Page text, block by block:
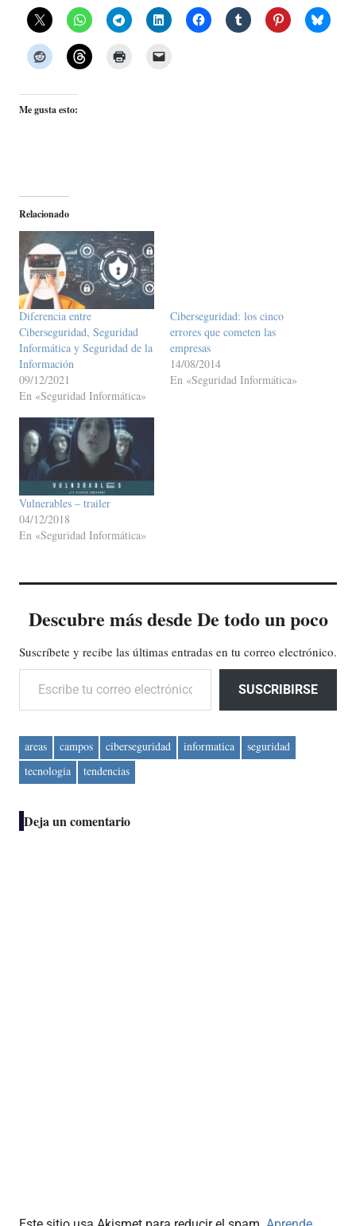
Me gusta esto:
Relacionado
Diferencia entre
Ciberseguridad, Seguridad
Informática y Seguridad de la
Información
09/12/2021
En «Seguridad Informática»
Ciberseguridad: los cinco
errores que cometen las
empresas
14/08/2014
En «Seguridad Informática»
Vulnerables – trailer
04/12/2018
En «Seguridad Informática»
Descubre más desde De todo un poco
Suscríbete y recibe las últimas entradas en tu correo electrónico.
Escribe tu correo electrónico…
SUSCRIBIRSE
areas campos ciberseguridad informatica
seguridad
tecnologia
tendencias
Deja un comentario